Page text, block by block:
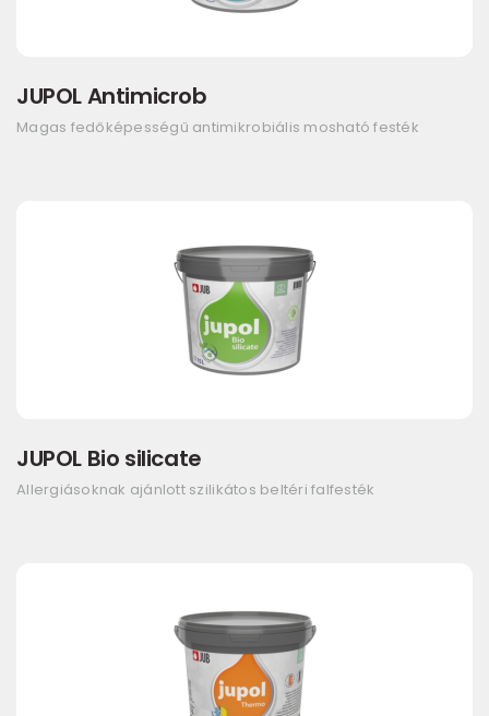
JUPOL Antimicrob
Magas fedőképességű antimikrobiális mosható festék
JUPOL Bio silicate
Allergiásoknak ajánlott szilikátos beltéri falfesték